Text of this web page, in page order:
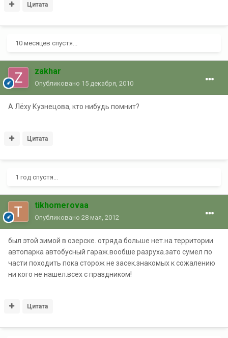
Цитата
10 месяцев спустя...
zakhar
Опубликовано 15 декабря, 2010
А Лёху Кузнецова, кто нибудь помнит?
Цитата
1 год спустя...
tikhomerovaa
Опубликовано 28 мая, 2012
был этой зимой в озерске. отряда больше нет.на территории
автопарка автобусный гараж.вообше разруха.зато сумел по
части походить пока сторож не засек.знакомых к сожалению
ни кого не нашел.всех с праздником!
Цитата